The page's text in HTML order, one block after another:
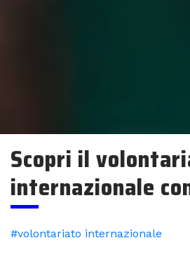
Scopri il
internazionale
#volontariato internazionale